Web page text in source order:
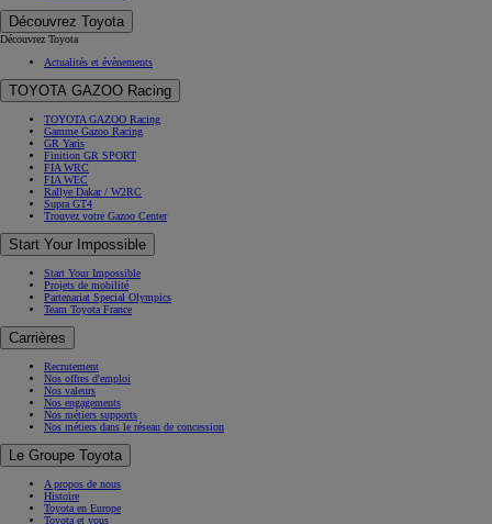
Découvrez Toyota
Découvrez Toyota
Actualités et évènements
TOYOTA GAZOO Racing
TOYOTA GAZOO Racing
Gamme Gazoo Racing
GR Yaris
Finition GR SPORT
FIA WRC
FIA WEC
Rallye Dakar / W2RC
Supra GT4
Trouvez votre Gazoo Center
Start Your Impossible
Start Your Impossible
Projets de mobilité
Partenariat Special Olympics
Team Toyota France
Carrières
Recrutement
Nos offres d'emploi
Nos valeurs
Nos engagements
Nos métiers supports
Nos métiers dans le réseau de concession
Le Groupe Toyota
A propos de nous
Histoire
Toyota en Europe
Toyota et vous